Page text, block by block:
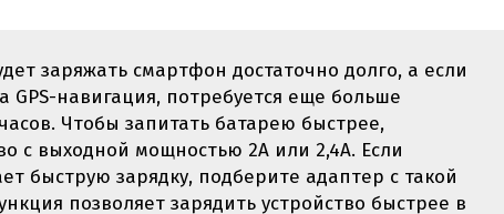
заряжать смартфон достаточно долго, а если
GPS-навигация, потребуется еще больше
Чтобы запитать батарею быстрее,
с выходной мощностью 2А или 2,4А. Если
быструю зарядку, подберите адаптер с такой
позволяет зарядить устройство быстрее в